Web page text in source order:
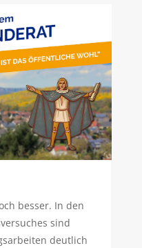
besser. In den
sind
deutlich